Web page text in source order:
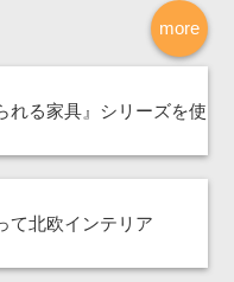
more
れる家具』シリーズを使
て北欧インテリア